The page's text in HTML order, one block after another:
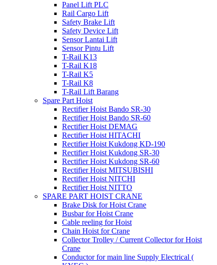
Panel Lift PLC
Rail Cargo Lift
Safety Brake Lift
Safety Device Lift
Sensor Lantai Lift
Sensor Pintu Lift
T-Rail K13
T-Rail K18
T-Rail K5
T-Rail K8
T-Rail Lift Barang
Spare Part Hoist
Rectifier Hoist Bando SR-30
Rectifier Hoist Bando SR-60
Rectifier Hoist DEMAG
Rectifier Hoist HITACHI
Rectifier Hoist Kukdong KD-190
Rectifier Hoist Kukdong SR-30
Rectifier Hoist Kukdong SR-60
Rectifier Hoist MITSUBISHI
Rectifier Hoist NITCHI
Rectifier Hoist NITTO
SPARE PART HOIST CRANE
Brake Disk for Hoist Crane
Busbar for Hoist Crane
Cable reeling for Hoist
Chain Hoist for Crane
Collector Trolley / Current Collector for Hoist
Crane
Conductor for main line Supply Electrical (